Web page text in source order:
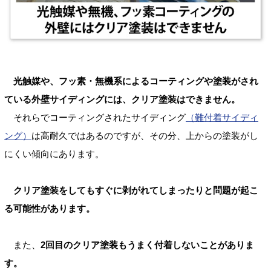
光触媒や、フッ素・無機系によるコーティングや塗装がされ
ている外壁サイディングには、クリア塗装はできません。
それらでコーティングされたサイディング （難付着サイディ
ング） は高耐久ではあるのですが、その分、上からの塗装がし
にくい傾向にあります。
クリア塗装をしてもすぐに剥がれてしまったりと問題が起こ
る可能性があります。
また、 2回目のクリア塗装もうまく付着しないことがありま
す。